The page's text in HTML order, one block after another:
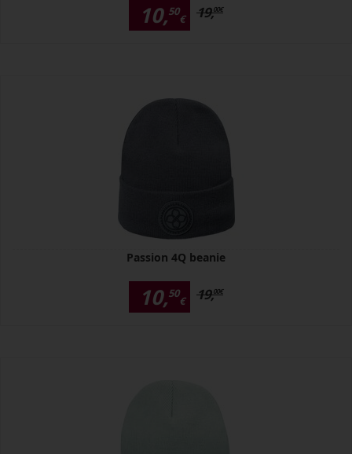
10,50
€ 19,00€
Passion 4Q beanie
10,50
€ 19,00€